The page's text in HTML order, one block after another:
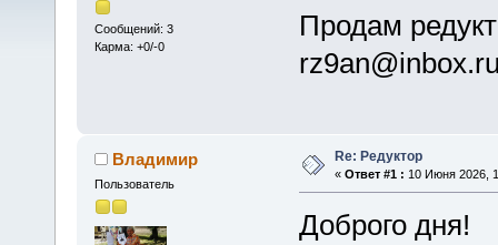
Сообщений: 3
Карма: +0/-0
Продам
Владимир
Пользователь
Re: Редуктор
« Ответ #1 : 10 Июня 2026,
Доброго дня!